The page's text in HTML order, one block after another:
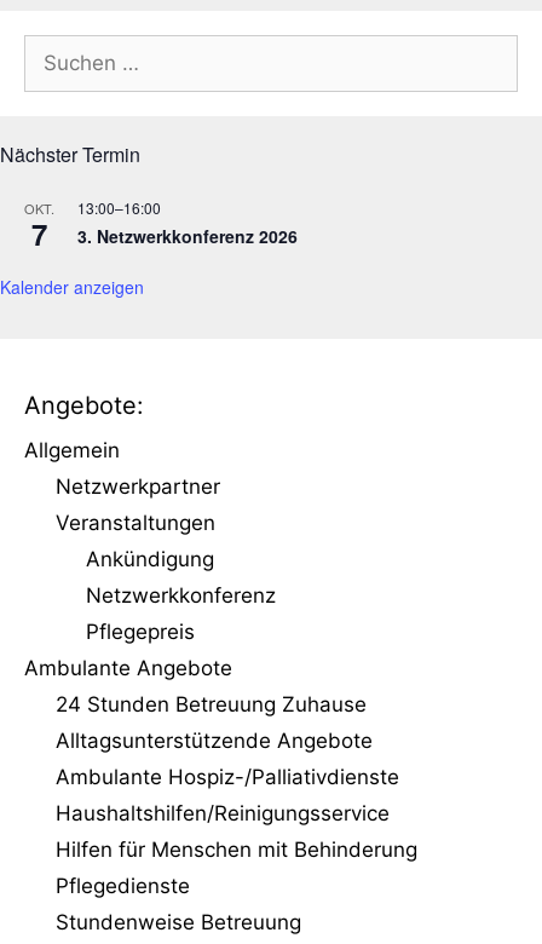
Suchen
nach:
Nächster Termin
OKT.
7
13:00–16:00
3. Netzwerkkonferenz 2026
Kalender anzeigen
Angebote:
Allgemein
Netzwerkpartner
Veranstaltungen
Ankündigung
Netzwerkkonferenz
Pflegepreis
Ambulante Angebote
24 Stunden Betreuung Zuhause
Alltagsunterstützende Angebote
Ambulante Hospiz-/Palliativdienste
Haushaltshilfen/Reinigungs­service
Hilfen für Menschen mit Behinderung
Pflegedienste
Stundenweise Betreuung